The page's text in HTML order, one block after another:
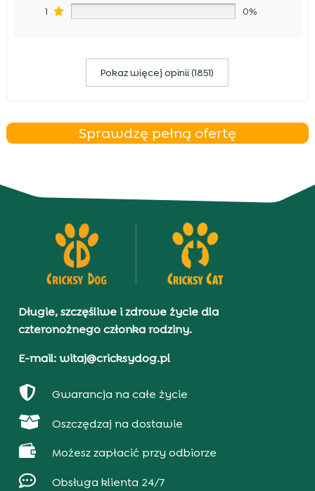
1 0%
Pokaz więcej opinii (1851)
Sprawdzę pełną ofertę
Długie, szczęśliwe i zdrowe życie dla
czteronożnego członka rodziny.
E-mail: witaj@cricksydog.pl
 Gwarancja na całe życie
 Oszczędzaj na dostawie
 Możesz zapłacić przy odbiorze
 Obsługa klienta 24/7